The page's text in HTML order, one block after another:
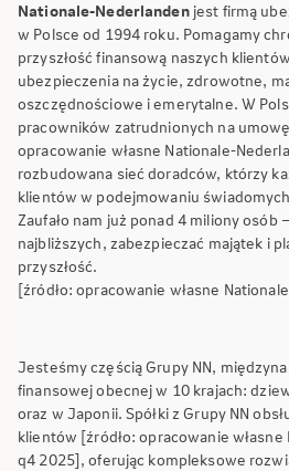
Nationale-Nederlanden jest firmą
w Polsce od 1994 roku. Pomagamy
przyszłość finansową naszych
ubezpieczenia na życie, zdrowotne,
oszczędnościowe i emerytalne. W
pracowników zatrudnionych na
opracowanie własne Nationale-
rozbudowana sieć doradców, którzy
klientów w podejmowaniu
Zaufało nam już ponad 4 miliony osób
najbliższych, zabezpieczać majątek i
przyszłość.
[źródło: opracowanie własne
Jesteśmy częścią Grupy NN,
finansowej obecnej w 10 krajach:
oraz w Japonii. Spółki z Grupy NN
klientów [źródło: opracowanie
q4 2025], oferując kompleksowe